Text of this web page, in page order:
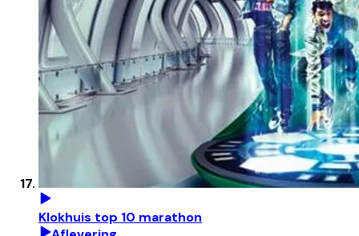
Klokhuis top 10 marathon